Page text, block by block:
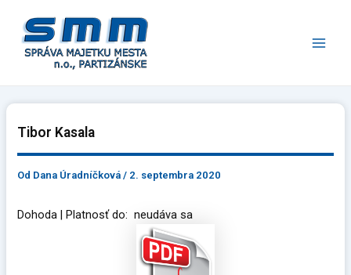
obsah
Tibor Kasala
Od Dana Úradníčková/ 2. septembra 2020
Dohoda | Platnosť do: neudáva sa